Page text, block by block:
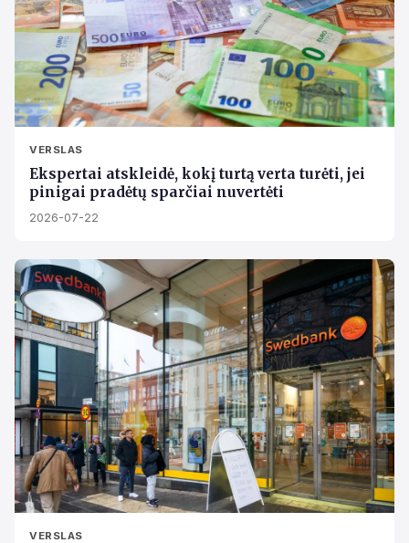
VERSLAS
Ekspertai atskleidė, kokį turtą verta turėti, jei
pinigai pradėtų sparčiai nuvertėti
2026-07-22
VERSLAS